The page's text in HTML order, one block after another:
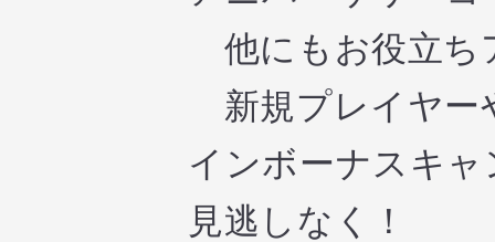
他にもお役立ち
新規プレイヤー
インボーナスキ
見逃しなく！